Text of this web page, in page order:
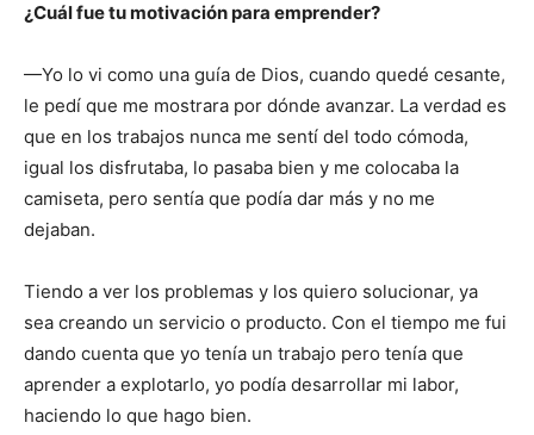
¿Cuál fue tu motivación para emprender?
—Yo lo vi como una guía de Dios, cuando quedé cesante,
le pedí que me mostrara por dónde avanzar. La verdad es
que en los trabajos nunca me sentí del todo cómoda,
igual los disfrutaba, lo pasaba bien y me colocaba la
camiseta, pero sentía que podía dar más y no me
dejaban.
Tiendo a ver los problemas y los quiero solucionar, ya
sea creando un servicio o producto. Con el tiempo me fui
dando cuenta que yo tenía un trabajo pero tenía que
aprender a explotarlo, yo podía desarrollar mi labor,
haciendo lo que hago bien.